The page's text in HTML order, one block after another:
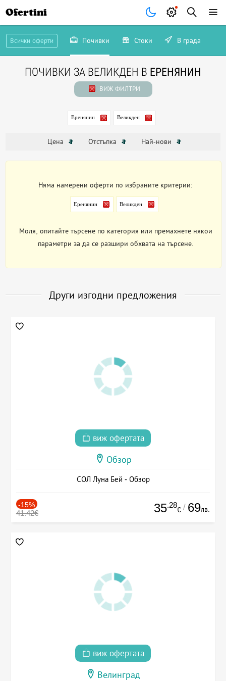
Ofertini
Всички оферти Почивки Стоки В града
ПОЧИВКИ ЗА ВЕЛИКДЕН В ЕРЕНЯНИН
ВИЖ ФИЛТРИ
Еренянин Великден
Цена Отстъпка Най-нови
Няма намерени оферти по избраните критерии:
Еренянин Великден
Моля, опитайте търсене по категория или премахнете някои
параметри за да се разшири обхвата на търсене.
Други изгодни предложения
виж офертата
Обзор
СОЛ Луна Бей - Обзор
-15%
41.42€ 35.28
€ / 69лв.
виж офертата
Велинград